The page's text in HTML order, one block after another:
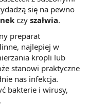
się na pewno
czy szałwia.
preparat
najlepiej w
kropli lub
stanowi praktyczne
nas infekcja.
bakterie i wirusy,